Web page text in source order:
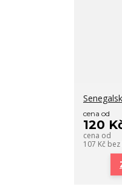
cena od
120
cena od
107 Kč bez